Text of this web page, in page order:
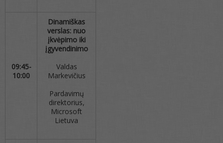
09:45-
10:00
Dinamiškas
verslas: nuo
įkvėpimo iki
įgyvendinimo
Valdas
Markevičius
Pardavimų
direktorius,
Microsoft
Lietuva